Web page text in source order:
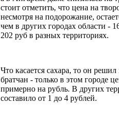
стоит отметить, что цена на
несмотря на подорожание,
чем в других городах области -
202 руб в разных территориях.
Что касается сахара, то он
братчан - только в этом городе
примерно на рубль. В других
составило от 1 до 4 рублей.